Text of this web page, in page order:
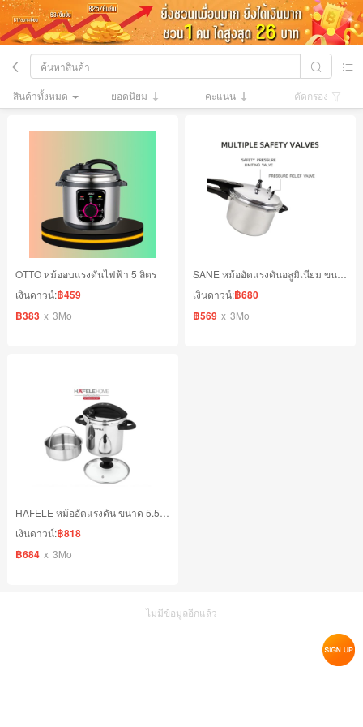
สินค้าทั้งหมด ยอดนิยม คะแนน คัดกรอง
OTTO หม้ออบแรงดันไฟฟ้า 5 ลิตร
เงินดาวน์:฿459
฿383 x 3Mo
เงินดาวน์:฿680
฿569 x 3Mo
เงินดาวน์:฿818
฿684 x 3Mo
ไม่มีข้อมูลอีกแล้ว